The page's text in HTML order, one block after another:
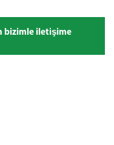
bizimle iletişime